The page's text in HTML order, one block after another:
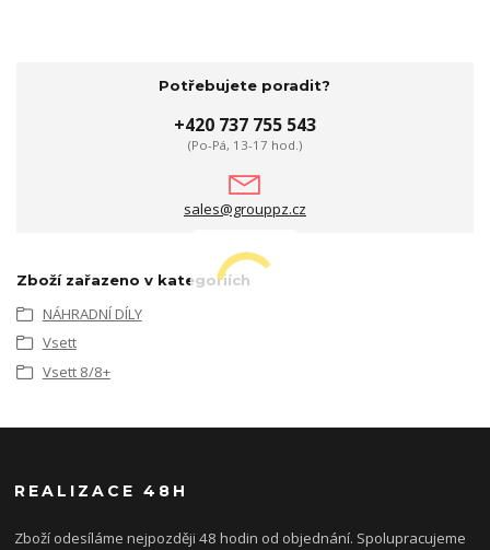
Potřebujete poradit?
+420 737 755 543
(Po-Pá, 13-17 hod.)
sales@grouppz.cz
Zboží zařazeno v kategoriích
NÁHRADNÍ DÍLY
Vsett
Vsett 8/8+
REALIZACE 48H
Zboží odesíláme nejpozději 48 hodin od objednání. Spolupracujeme